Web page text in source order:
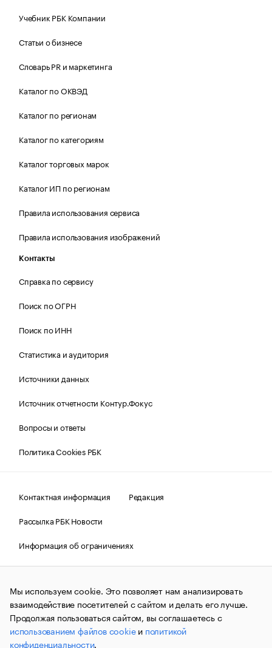
Учебник РБК Компании
Статьи о бизнесе
Словарь PR и маркетинга
Каталог по ОКВЭД
Каталог по регионам
Каталог по категориям
Каталог торговых марок
Каталог ИП по регионам
Правила использования сервиса
Правила использования изображений
Контакты
Справка по сервису
Поиск по ОГРН
Поиск по ИНН
Статистика и аудитория
Источники данных
Источник отчетности Контур.Фокус
Вопросы и ответы
Политика Cookies РБК
Контактная информация
Редакция
Рассылка РБК Новости
Информация об ограничениях
Правовая информация
О соблюдении авторских прав
© АО «РОСБИЗНЕСКОНСАЛТИНГ»,1995–2026.Сообщения
и материалы информационного агентства «РБК»
(зарегистрировано Федеральной службой по надзору в сфере
связи, информационных технологий и массовых
коммуникаций (Роскомнадзор) 09.12.2015 за номером ИА
№ФС77-63848) сопровождаются пометкой «РБК». Отдельные
Мы используем cookie. Это позволяет нам анализировать
взаимодействие посетителей с сайтом и делать его лучше.
Продолжая пользоваться сайтом, вы соглашаетесь с
использованием файлов cookieи политикой
конфиденциальности.